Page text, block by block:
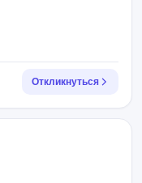
Откликнуться